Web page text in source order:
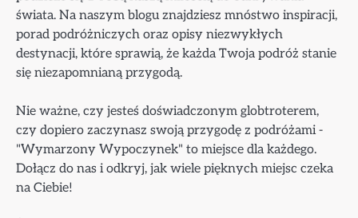
świata. Na naszym blogu znajdziesz mnóstwo inspiracji,
porad podróżniczych oraz opisy niezwykłych
destynacji, które sprawią, że każda Twoja podróż stanie
się niezapomnianą przygodą.
Nie ważne, czy jesteś doświadczonym globtroterem,
czy dopiero zaczynasz swoją przygodę z podróżami -
"Wymarzony Wypoczynek" to miejsce dla każdego.
Dołącz do nas i odkryj, jak wiele pięknych miejsc czeka
na Ciebie!